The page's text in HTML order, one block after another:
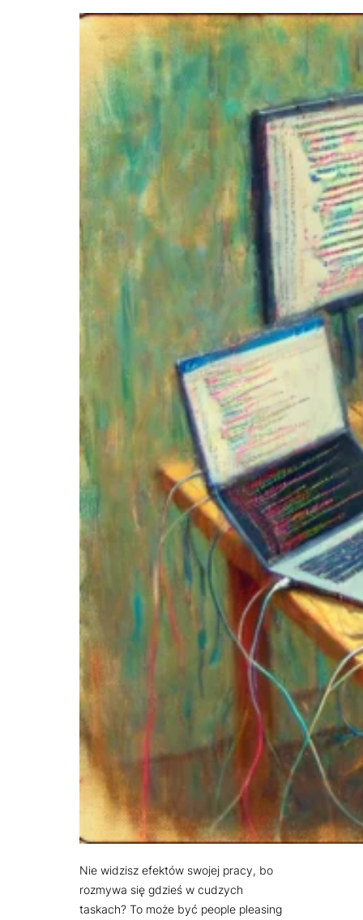
Nie widzisz efektów swojej pracy, bo
rozmywa się gdzieś w cudzych
taskach? To może być people pleasing